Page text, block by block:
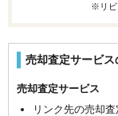
※リビ
売却査定サービス
売却査定サービス
リンク先の売却